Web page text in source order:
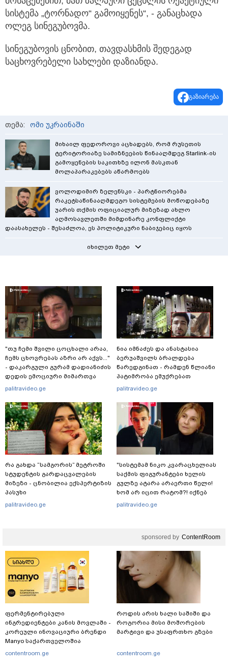
სისტემა „ტორნადო“ გამოიყენეს“, - განაცხადა
ოლეგ სინეგუბოვმა.
სინეგუბოვის ცნობით, თავდასხმის შედეგად
საცხოვრებელი სახლები დაზიანდა.
გაზიარება
თემა: ომი უკრაინაში
მიხაილ ფედოროვი აცხადებს, რომ რუსეთის
ტერიტორიაზე სამიზნეების წინააღმდეგ Starlink-ის
გამოყენების საკითხზე ილონ მასკთან
მოლაპარაკებებს აწარმოებს
ვოლოდიმირ ზელენსკი - პარტნიორებმა
რაკეტსაწინააღმდეგო სისტემების მოწოდებაზე
უარის თქმის ოფიციალურ მიზეზად ახლო
აღმოსავლეთში მიმდინარე კონფლიქტი
დაასახელეს - შესაძლოა, ეს პოლიტიკური ნაბიჯებიც იყოს
იხილეთ მეტი
"თუ ჩემი შვილი ცოცხალი არაა,
ჩემს ცხოვრებას აზრი არ აქვს..."
- დაკარგული გურამ დადიანიძის
დედის ემოციური მიმართვა
palitravideo.ge
რა გახდა “სამგორის” მეტროში
სტუდენტის გარდაცვალების
მიზეზი - ცნობილია ექსპერტიზის
პასუხი
palitravideo.ge
ნია იმნაძეს და ანასტასია
ბერუაშვილს ბრალდება
წარედგინათ - რამდენ წლიანი
პატიმრობა ემუქრებათ
არასრულწლოვნებს?
palitravideo.ge
"სისტემამ ნიკო კვარაცხელიას
საქმის ფიგურანტები ხელის
გულზე ატარა არაერთი წელი!
ხომ არ იცით რატომ?! იქნებ
იმიტომ რომ თავად
palitravideo.ge
sponsored by ContentRoom
ფერმენტირებული
ინგრედიენტები კანის მოვლაში -
კორეული ინოვაციური ბრენდი
Manyo საქართველოშია
contentroom.ge
როდის არის ხალი საშიში და
როგორია მისი მოშორების
მარტივი და უსაფრთხო გზები
contentroom.ge